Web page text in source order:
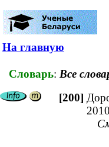
На главную
Словарь: Все
[200]